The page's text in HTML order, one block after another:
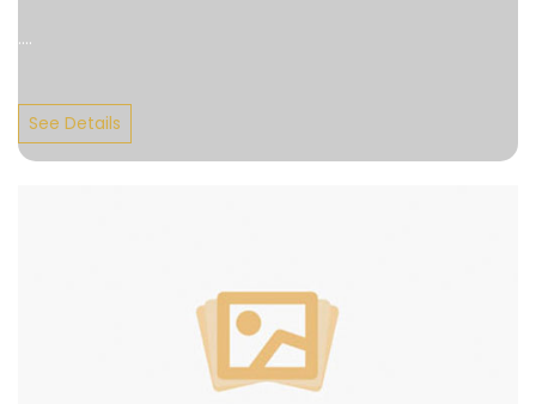
....
See Details